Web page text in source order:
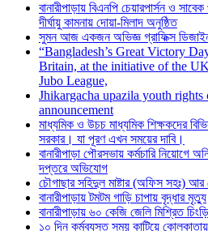
বানারীপাড়ায় বিএনপি চেয়ারপার্সন ও
দীর্ঘায়ু কামনায় দোয়া-মিলাদ অনুষ্ঠিত
সুমন আজ একজন অভিজ্ঞ গ্রাফিক্স
“Bangladesh’s Great Victory
Britain, at the initiative of the
Jubo League,
Jhikargacha upazila youth
announcement
মাধ্যমিক ও উচচ মাধ্যমিক শিক্ষকদের
সরকার। যা পূরণ এখন সময়ের দাবি।
বানারীপাড়া পৌরসভায় কর্মচারি নিয়োগে
দপ্তরে অভিযোগ
চৌগাছার সহিদুল মাষ্টার (অফিস সহঃ) আর
বানারীপাড়ায় টমটম গাড়ি চাপায় বৃদ্ধার মৃত্যু
বানারীপাড়ায় ৬০ কেজি জেলি মিশ্রিত
১০ দিন কর্মব্যস্ত সময় কাটিয়ে